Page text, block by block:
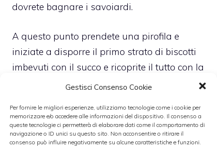
Gestisci Consenso Cookie
Per fornire le migliori esperienze, utilizziamo tecnologie come i cookie per
memorizzare e/o accedere alle informazioni del dispositivo. Il consenso a
queste tecnologie ci permetterà di elaborare dati come il comportamento di
navigazione o ID unici su questo sito. Non acconsentire o ritirare il
consenso può influire negativamente su alcune caratteristiche e funzioni.
dovrete bagnare i savoiardi.
A questo punto prendete una pirofila e
iniziate a disporre il primo strato di biscotti
imbevuti con il succo e ricoprite il tutto con la
crema realizzata precedentemente. Se volete
nel caso decidiate di proseguire non
dimenticate di cospargere la farina di cocco
prima di riprendere i passaggi successivi.